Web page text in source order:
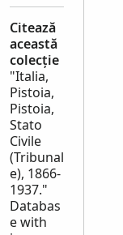
Citează
această
colecție
"Italia,
Pistoia,
Pistoia,
Stato
Civile
(Tribunal
e), 1866-
1937."
Databas
e with